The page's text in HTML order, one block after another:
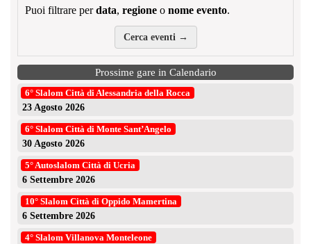
Puoi filtrare perdata, regione o nome evento.
Cerca eventi →
Prossime gare in Calendario
6° Slalom Città di Alessandria della Rocca
23 Agosto 2026
6° Slalom Città di Monte Sant’Angelo
30 Agosto 2026
5° Autoslalom Città di Ucria
6 Settembre 2026
10° Slalom Città di Oppido Mamertina
6 Settembre 2026
4° Slalom Villanova Monteleone